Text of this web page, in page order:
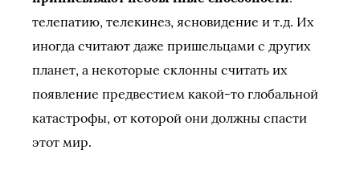
телепатию, телекинез, ясновидение и т.д. Их
иногда считают даже пришельцами с других
планет, а некоторые склонны считать их
появление предвестием какой-то глобальной
катастрофы, от которой они должны спасти
этот мир.